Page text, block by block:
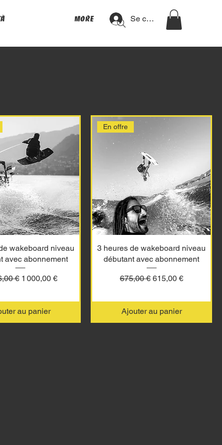
More Se connecter
wakeboard niveau
avec abonnement
€ Prix promotionnel
1 000,00 €
au panier
En offre
3 heures de wakeboard niveau
débutant avec abonnement
Prix original
675,00 € Prix promotionnel
615,00 €
Ajouter au panier